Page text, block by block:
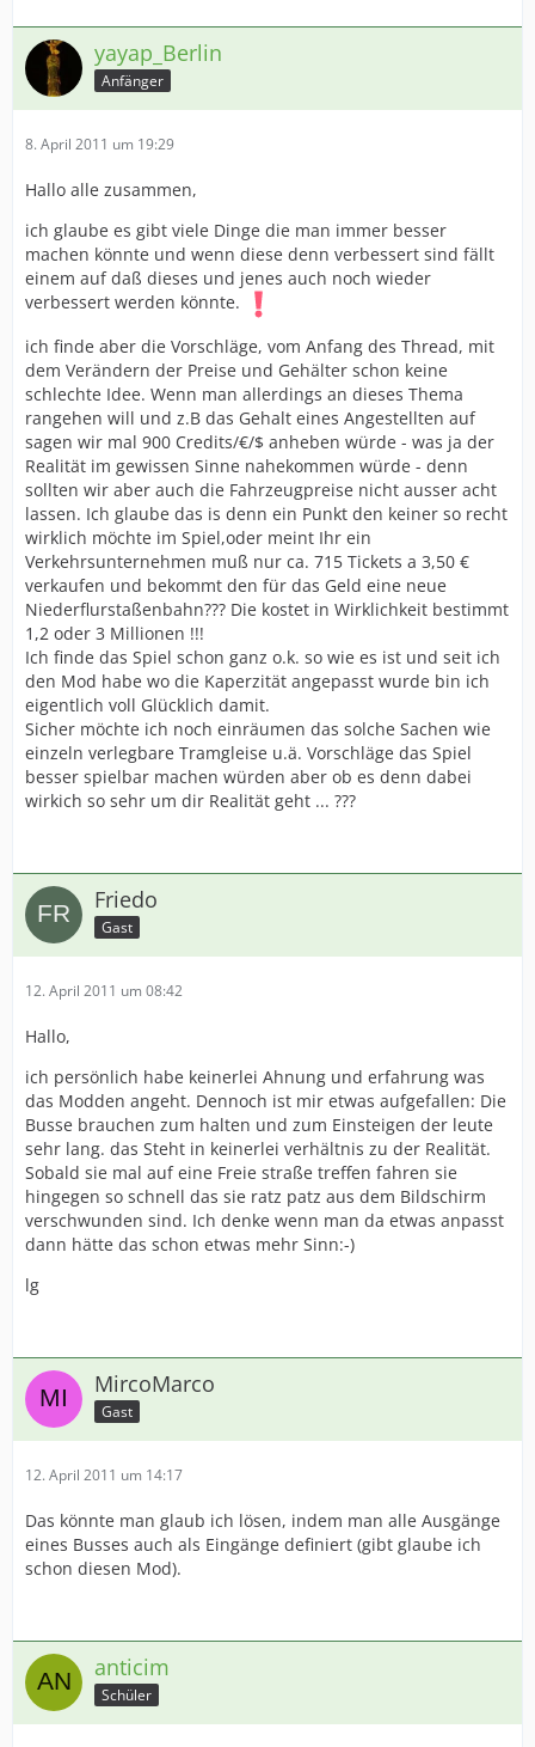
yayap_Berlin
Anfänger
8. April 2011 um 19:29
Hallo alle zusammen,
ich glaube es gibt viele Dinge die man immer besser
machen könnte und wenn diese denn verbessert sind fällt
einem auf daß dieses und jenes auch noch wieder
verbessert werden könnte.
ich finde aber die Vorschläge, vom Anfang des Thread, mit
dem Verändern der Preise und Gehälter schon keine
schlechte Idee. Wenn man allerdings an dieses Thema
rangehen will und z.B das Gehalt eines Angestellten auf
sagen wir mal 900 Credits/€/$ anheben würde - was ja der
Realität im gewissen Sinne nahekommen würde - denn
sollten wir aber auch die Fahrzeugpreise nicht ausser acht
lassen. Ich glaube das is denn ein Punkt den keiner so recht
wirklich möchte im Spiel,oder meint Ihr ein
Verkehrsunternehmen muß nur ca. 715 Tickets a 3,50 €
verkaufen und bekommt den für das Geld eine neue
Niederflurstaßenbahn??? Die kostet in Wirklichkeit bestimmt
1,2 oder 3 Millionen !!!
Ich finde das Spiel schon ganz o.k. so wie es ist und seit ich
den Mod habe wo die Kaperzität angepasst wurde bin ich
eigentlich voll Glücklich damit.
Sicher möchte ich noch einräumen das solche Sachen wie
einzeln verlegbare Tramgleise u.ä. Vorschläge das Spiel
besser spielbar machen würden aber ob es denn dabei
wirkich so sehr um dir Realität geht ... ???
Friedo
Gast
12. April 2011 um 08:42
Hallo,
ich persönlich habe keinerlei Ahnung und erfahrung was
das Modden angeht. Dennoch ist mir etwas aufgefallen: Die
Busse brauchen zum halten und zum Einsteigen der leute
sehr lang. das Steht in keinerlei verhältnis zu der Realität.
Sobald sie mal auf eine Freie straße treffen fahren sie
hingegen so schnell das sie ratz patz aus dem Bildschirm
verschwunden sind. Ich denke wenn man da etwas anpasst
dann hätte das schon etwas mehr Sinn:-)
lg
MircoMarco
Gast
12. April 2011 um 14:17
Das könnte man glaub ich lösen, indem man alle Ausgänge
eines Busses auch als Eingänge definiert (gibt glaube ich
schon diesen Mod).
anticim
Schüler